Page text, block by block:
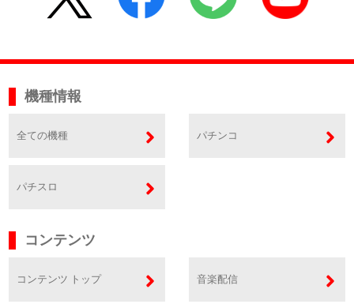
機種情報
全ての機種 パチンコ
パチスロ
コンテンツ
コンテンツ トップ 音楽配信